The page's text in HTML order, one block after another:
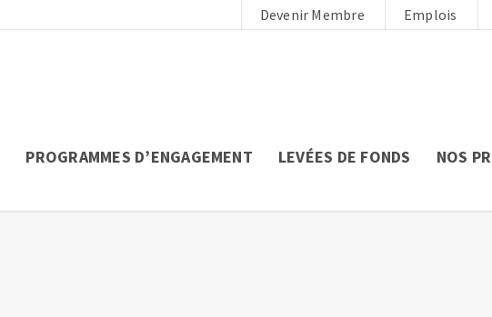
Devenir Membre Emplois
PROGRAMMES D’ENGAGEMENT LEVÉES DE FONDS NOS